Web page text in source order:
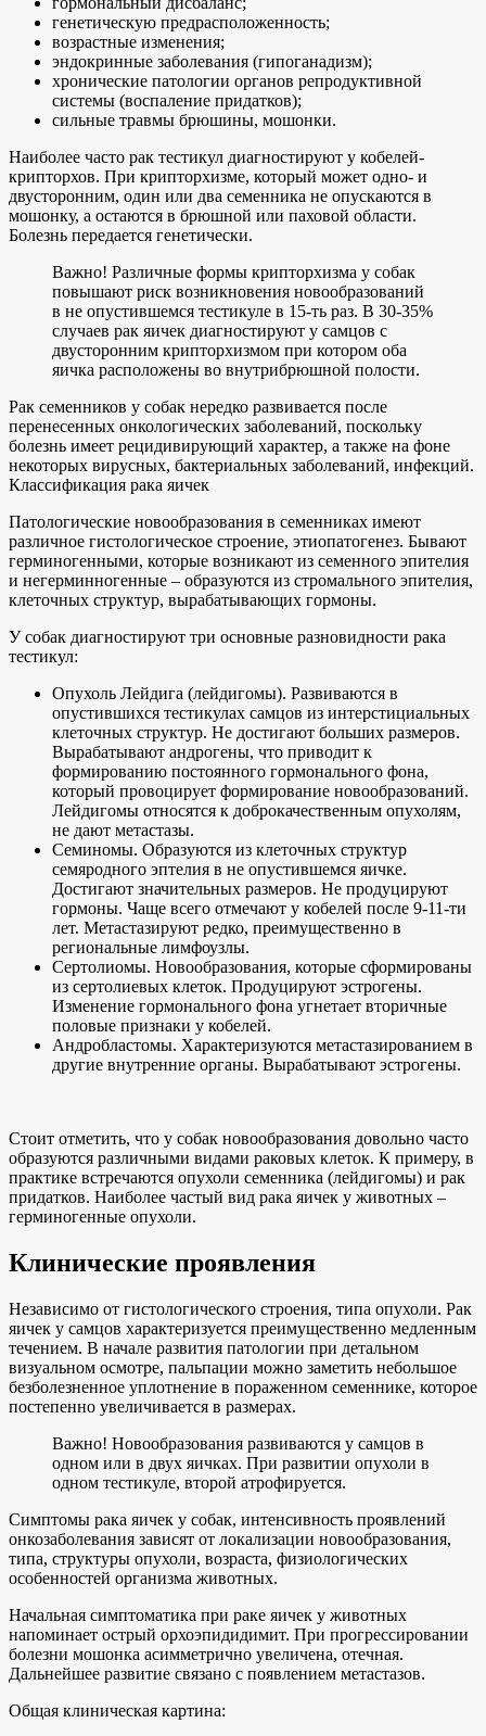
генетическую предрасположенность;
возрастные изменения;
эндокринные заболевания (гипоганадизм);
хронические патологии органов репродуктивной
системы (воспаление придатков);
сильные травмы брюшины, мошонки.
Наиболее часто рак тестикул диагностируют у кобелей-
крипторхов. При крипторхизме, который может одно- и
двусторонним, один или два семенника не опускаются в
мошонку, а остаются в брюшной или паховой области.
Болезнь передается генетически.
Важно! Различные формы крипторхизма у собак
повышают риск возникновения новообразований
в не опустившемся тестикуле в 15-ть раз. В 30-35%
случаев рак яичек диагностируют у самцов с
двусторонним крипторхизмом при котором оба
яичка расположены во внутрибрюшной полости.
Рак семенников у собак нередко развивается после
перенесенных онкологических заболеваний, поскольку
болезнь имеет рецидивирующий характер, а также на фоне
некоторых вирусных, бактериальных заболеваний, инфекций.
Классификация рака яичек
Патологические новообразования в семенниках имеют
различное гистологическое строение, этиопатогенез. Бывают
герминогенными, которые возникают из семенного эпителия
и негерминногенные – образуются из стромального эпителия,
клеточных структур, вырабатывающих гормоны.
У собак диагностируют три основные разновидности рака
тестикул:
Опухоль Лейдига (лейдигомы). Развиваются в
опустившихся тестикулах самцов из интерстициальных
клеточных структур. Не достигают больших размеров.
Вырабатывают андрогены, что приводит к
формированию постоянного гормонального фона,
который провоцирует формирование новообразований.
Лейдигомы относятся к доброкачественным опухолям,
не дают метастазы.
Семиномы. Образуются из клеточных структур
семяродного эптелия в не опустившемся яичке.
Достигают значительных размеров. Не продуцируют
гормоны. Чаще всего отмечают у кобелей после 9-11-ти
лет. Метастазируют редко, преимущественно в
региональные лимфоузлы.
Сертолиомы. Новообразования, которые сформированы
из сертолиевых клеток. Продуцируют эстрогены.
Изменение гормонального фона угнетает вторичные
половые признаки у кобелей.
Андробластомы. Характеризуются метастазированием в
другие внутренние органы. Вырабатывают эстрогены.
Стоит отметить, что у собак новообразования довольно часто
образуются различными видами раковых клеток. К примеру, в
практике встречаются опухоли семенника (лейдигомы) и рак
придатков. Наиболее частый вид рака яичек у животных –
герминогенные опухоли.
Клинические проявления
Независимо от гистологического строения, типа опухоли. Рак
яичек у самцов характеризуется преимущественно медленным
течением. В начале развития патологии при детальном
визуальном осмотре, пальпации можно заметить небольшое
безболезненное уплотнение в пораженном семеннике, которое
постепенно увеличивается в размерах.
Важно! Новообразования развиваются у самцов в
одном или в двух яичках. При развитии опухоли в
одном тестикуле, второй атрофируется.
Симптомы рака яичек у собак, интенсивность проявлений
онкозаболевания зависят от локализации новообразования,
типа, структуры опухоли, возраста, физиологических
особенностей организма животных.
Начальная симптоматика при раке яичек у животных
напоминает острый орхоэпидидимит. При прогрессировании
болезни мошонка асимметрично увеличена, отечная.
Дальнейшее развитие связано с появлением метастазов.
Общая клиническая картина: